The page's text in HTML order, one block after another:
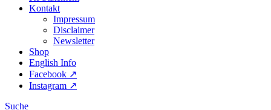
Kontakt
Impressum
Disclaimer
Newsletter
Shop
English Info
Facebook ↗︎
Instagram ↗︎
Suche